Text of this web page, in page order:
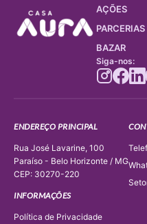
AÇÕES
PARCERIAS
BAZAR
Siga-nos:
ENDEREÇO PRINCIPAL
Rua José Lavarine, 100
Paraíso - Belo Horizonte / MG
CEP: 30270-220
INFORMAÇÕES
Política de Privacidade